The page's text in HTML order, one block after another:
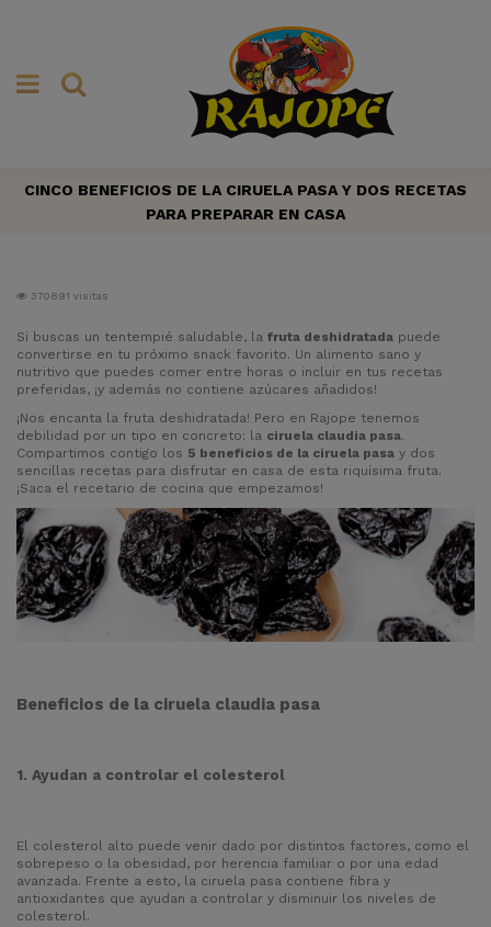
CINCO BENEFICIOS DE LA CIRUELA PASA Y DOS RECETAS
PARA PREPARAR EN CASA
370891 visitas
Si buscas un tentempié saludable, la fruta deshidratada puede
convertirse en tu próximo snack favorito. Un alimento sano y
nutritivo que puedes comer entre horas o incluir en tus recetas
preferidas, ¡y además no contiene azúcares añadidos!
¡Nos encanta la fruta deshidratada! Pero en Rajope tenemos
debilidad por un tipo en concreto: la ciruela claudia pasa.
Compartimos contigo los 5 beneficios de la ciruela pasa y dos
sencillas recetas para disfrutar en casa de esta riquísima fruta.
¡Saca el recetario de cocina que empezamos!
Beneficios de la ciruela claudia pasa
1. Ayudan a controlar el colesterol
El colesterol alto puede venir dado por distintos factores, como el
sobrepeso o la obesidad, por herencia familiar o por una edad
avanzada. Frente a esto, la ciruela pasa contiene fibra y
antioxidantes que ayudan a controlar y disminuir los niveles de
colesterol.